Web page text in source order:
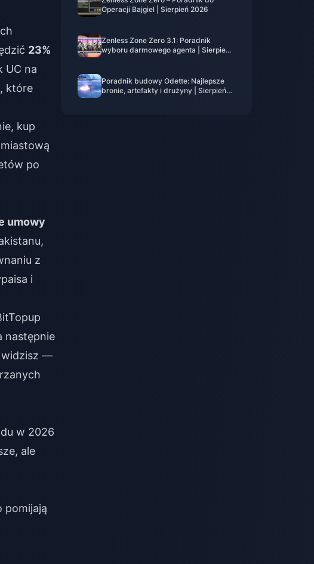
23%
UC na
które
kup
po
umowy
z
i
następnie
widzisz —
w 2026
ale
pomijają
Operacji Bajgiel | Sierpień 2026
Zenless Zone Zero 3.1: Poradnik
wyboru darmowego agenta | Sierpień
Poradnik budowy Odette: Najlepsze
bronie, artefakty i drużyny | Sierpień